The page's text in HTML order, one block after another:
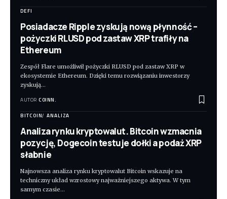
DEFI
Posiadacze Ripple zyskują nową płynność –
pożyczki RLUSD pod zastaw XRP trafiły na
Ethereum
Zespół Flare umożliwił pożyczki RLUSD pod zastaw XRP w
ekosystemie Ethereum. Dzięki temu rozwiązaniu inwestorzy
zyskują…
AUTOR COINN.
BITCOIN ANALIZA
Analiza rynku kryptowalut. Bitcoin wzmacnia
pozycję, Dogecoin testuje dołki a podaż XRP
słabnie
Najnowsza analiza rynku kryptowalut Bitcoin wskazuje na
techniczny układ wzrostowy najważniejszego aktywa. W tym
samym czasie…